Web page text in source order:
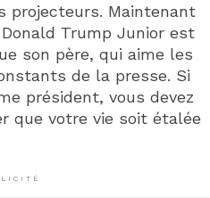
projecteurs. Maintenant
Trump Junior est
son père, qui aime les
de la presse. Si
président, vous devez
que votre vie soit étalée